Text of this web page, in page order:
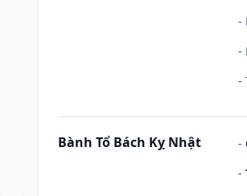
-
-
-
Bành Tổ Bách Kỵ Nhật -
-